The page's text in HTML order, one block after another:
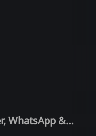
WhatsApp &